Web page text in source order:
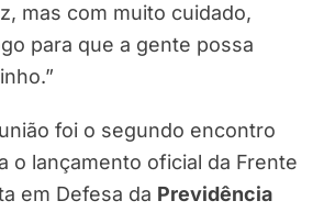
mas com muito cuidado,
para que a gente possa
foi o segundo encontro
o lançamento oficial da Frente
em Defesa da Previdência